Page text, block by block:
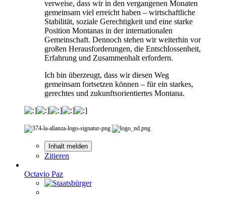
verweise, dass wir in den vergangenen Monaten
gemeinsam viel erreicht haben – wirtschaftliche
Stabilität, soziale Gerechtigkeit und eine starke
Position Montanas in der internationalen
Gemeinschaft. Dennoch stehen wir weiterhin vor
großen Herausforderungen, die Entschlossenheit,
Erfahrung und Zusammenhalt erfordern.
Ich bin überzeugt, dass wir diesen Weg
gemeinsam fortsetzen können – für ein starkes,
gerechtes und zukunftsorientiertes Montana.
Inhalt melden
Zitieren
Octavio Paz